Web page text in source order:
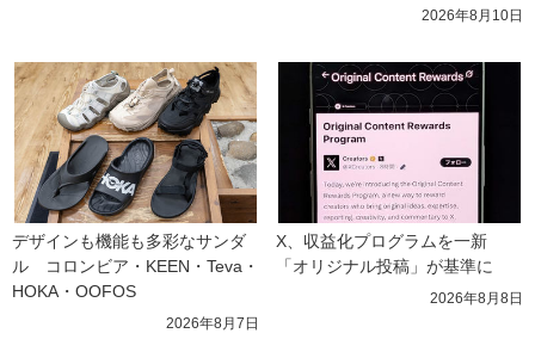
2026年8月10日
デザインも機能も多彩なサンダ
ル　コロンビア・KEEN・Teva・
HOKA・OOFOS
2026年8月7日
X、収益化プログラムを一新
「オリジナル投稿」が基準に
2026年8月8日